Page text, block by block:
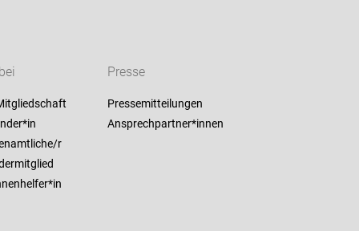
r
Presse
Pressemitteilungen
Ansprechpartner*innen